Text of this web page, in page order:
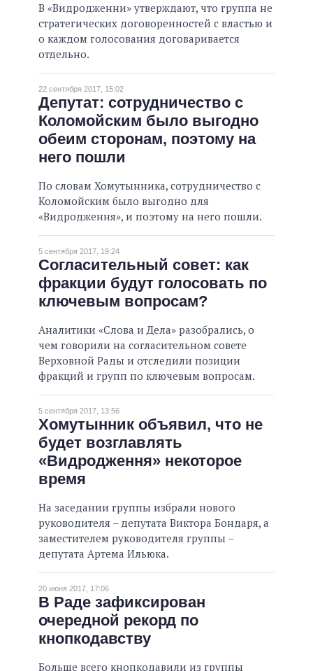
В «Видродженни» утверждают, что группа не
стратегических договоренностей с властью и
о каждом голосования договаривается
отдельно.
22 сентября 2017, 15:02
Депутат: сотрудничество с
Коломойским было выгодно
обеим сторонам, поэтому на
него пошли
По словам Хомутынника, сотрудничество с
Коломойским было выгодно для
«Видродження», и поэтому на него пошли.
5 сентября 2017, 19:24
Согласительный совет: как
фракции будут голосовать по
ключевым вопросам?
Аналитики «Слова и Дела» разобрались, о
чем говорили на согласительном совете
Верховной Рады и отследили позиции
фракций и групп по ключевым вопросам.
5 сентября 2017, 13:56
Хомутынник объявил, что не
будет возглавлять
«Видродження» некоторое
время
На заседании группы избрали нового
руководителя – депутата Виктора Бондаря, а
заместителем руководителя группы –
депутата Артема Ильюка.
20 июня 2017, 17:06
В Раде зафиксирован
очередной рекорд по
кнопкодавству
Больше всего кнопкодавили из группы